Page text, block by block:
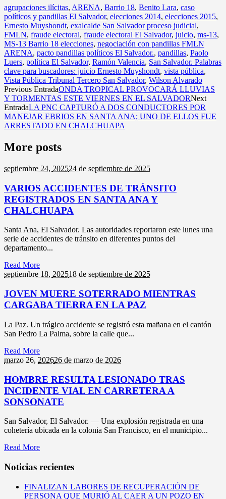
agrupaciones ilícitas, ARENA, Barrio 18, Benito Lara, caso
políticos y pandillas El Salvador, elecciones 2014, elecciones 2015,
Ernesto Muyshondt, exalcalde San Salvador proceso judicial,
FMLN, fraude electoral, fraude electoral El Salvador, juicio, ms-13,
MS-13 Barrio 18 elecciones, negociación con pandillas FMLN
ARENA, pacto pandillas políticos El Salvador., pandillas, Paolo
Luers, política El Salvador, Ramón Valencia, San Salvador. Palabras
clave para buscadores: juicio Ernesto Muyshondt, vista pública,
Vista Pública Tribunal Tercero San Salvador, Wilson Alvarado
Previous EntradaONDA TROPICAL PROVOCARÁ LLUVIAS
Y TORMENTAS ESTE VIERNES EN EL SALVADORNext
EntradaLA PNC CAPTURÓ A DOS CONDUCTORES POR
MANEJAR EBRIOS EN SANTA ANA; UNO DE ELLOS FUE
ARRESTADO EN CHALCHUAPA
More posts
septiembre 24, 202524 de septiembre de 2025
VARIOS ACCIDENTES DE TRÁNSITO
REGISTRADOS EN SANTA ANA Y
CHALCHUAPA
Santa Ana, El Salvador. Las autoridades reportaron este lunes una
serie de accidentes de tránsito en diferentes puntos del
departamento...
Read More
septiembre 18, 202518 de septiembre de 2025
JOVEN MUERE SOTERRADO MIENTRAS
CARGABA TIERRA EN LA PAZ
La Paz. Un trágico accidente se registró esta mañana en el cantón
San Pedro La Palma, sobre la calle que...
Read More
marzo 26, 202626 de marzo de 2026
HOMBRE RESULTA LESIONADO TRAS
INCIDENTE VIAL EN CARRETERA A
SONSONATE
San Salvador, El Salvador. — Una explosión registrada en una
cohetería ubicada en la colonia San Francisco, en el municipio...
Read More
Noticias recientes
FINALIZAN LABORES DE RECUPERACIÓN DE
PERSONA QUE MURIÓ AL CAER A UN POZO EN